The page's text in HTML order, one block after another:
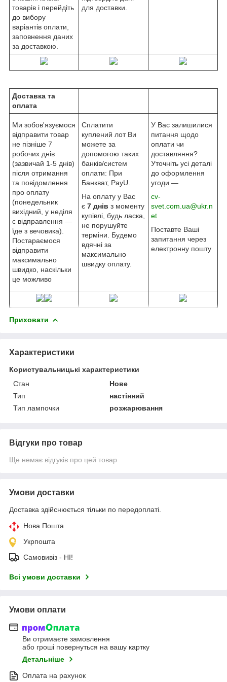
товарів і перейдіть
до вибору
варіантів оплати,
заповнення даних
за доставкою.
для доставки.
Доставка та
оплата
Ми зобов'язуємося
відправити товар
не пізніше 7
робочих днів
(зазвичай 1-5 днів)
після отримання
та повідомлення
про оплату
(понедельник
вихідний, у неділя
є відправлення —
їде з вечовика).
Постараємося
відправити
максимально
швидко, наскільки
це можливо
Сплатити
куплений лот Ви
можете за
допомогою таких
банків/систем
оплати: При
Банкват, PayU.
На оплату у Вас
є 7 днів з моменту
купівлі, будь ласка,
не порушуйте
терміни. Будемо
вдячні за
максимально
швидку оплату.
У Вас залишилися
питання щодо
оплати чи
доставляння?
Уточніть усі деталі
до оформлення
угоди —
cv-
svet.com.ua@ukr.n
et
Поставте Ваші
запитання через
електронну пошту
Приховати
Характеристики
Користувальницькі характеристики
Стан
Нове
Тип
настінний
Тип лампочки
розжарювання
Відгуки про товар
Ще немає відгуків про цей товар
Умови доставки
Доставка здійснюється тільки по передоплаті.
Нова Пошта
Укрпошта
Самовивіз - НІ!
Всі умови доставки
Умови оплати
Ви отримаєте замовлення
або гроші повернуться на вашу картку
Детальніше
Оплата на рахунок